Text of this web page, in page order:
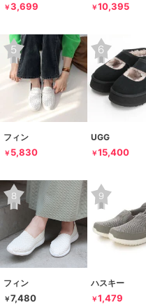
￥3,699 ￥10,395
フィン
￥ 5,830
UGG
￥15,400
フィン
￥7,480
ハスキー
￥1,479